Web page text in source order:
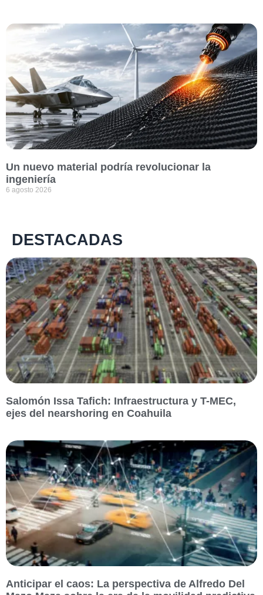
Un nuevo material podría revolucionar la
ingeniería
6 agosto 2026
DESTACADAS
Salomón Issa Tafich: Infraestructura y T-MEC,
ejes del nearshoring en Coahuila
Anticipar el caos: La perspectiva de Alfredo Del